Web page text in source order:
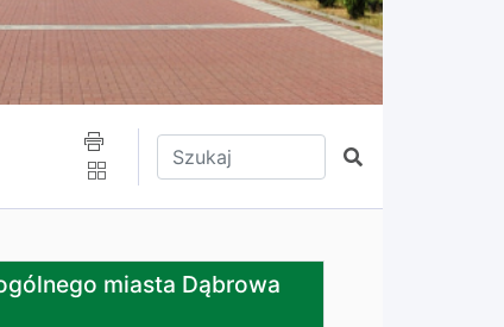
Wpisz tekst do wyszukania
Szukaj
Dąbrowa Górniczamiasta Dąbrowa